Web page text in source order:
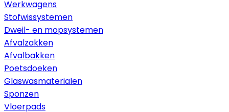
Werkwagens
Stofwissystemen
Dweil- en mopsystemen
Afvalzakken
Afvalbakken
Poetsdoeken
Glaswasmaterialen
Sponzen
Vloerpads